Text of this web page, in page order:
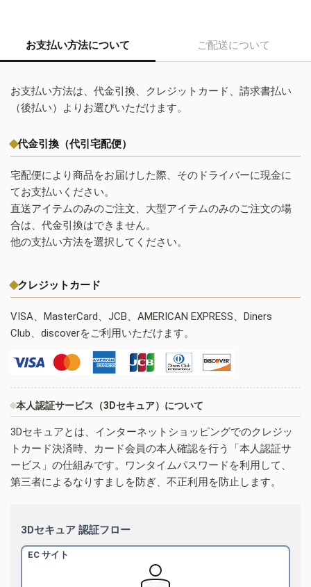
お支払い方法について ご配送について
お支払い方法は、代金引換、クレジットカード、請求書払い
（後払い）よりお選びいただけます。
代金引換（代引宅配便）
宅配便により商品をお届けした際、そのドライバーに現金に
てお支払いください。
直送アイテムのみのご注文、大型アイテムのみのご注文の場
合は、代金引換はできません。
他の支払い方法を選択してください。
クレジットカード
VISA、MasterCard、JCB、AMERICAN EXPRESS、Diners
Club、discoverをご利用いただけます。
本人認証サービス（3Dセキュア）について
3Dセキュアとは、インターネットショッピングでのクレジッ
トカード決済時、カード会員の本人確認を行う「本人認証サ
ービス」の仕組みです。ワンタイムパスワードを利用して、
第三者によるなりすましを防ぎ、不正利用を防止します。
3Dセキュア 認証フロー
EC サイト